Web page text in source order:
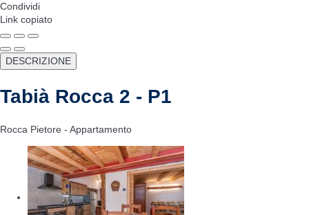
Condividi
Link copiato
DESCRIZIONE
Tabià Rocca 2 - P1
Rocca Pietore - Appartamento